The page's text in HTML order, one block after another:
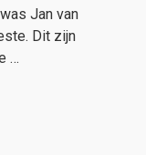
Jan van
Dit zijn
…